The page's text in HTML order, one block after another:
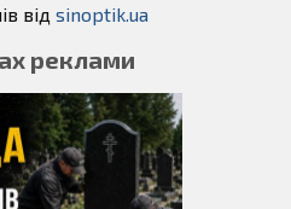
від sinoptik.ua
реклами